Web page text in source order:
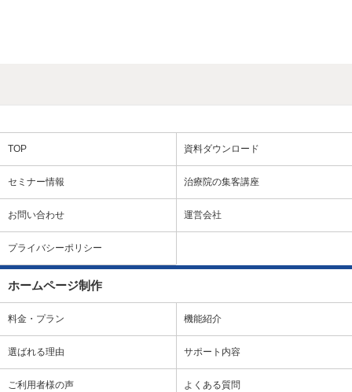
TOP 資料ダウンロード
セミナー情報 治療院の集客講座
お問い合わせ 運営会社
プライバシーポリシー
ホームページ制作
料金・プラン 機能紹介
選ばれる理由 サポート内容
ご利用者様の声 よくある質問